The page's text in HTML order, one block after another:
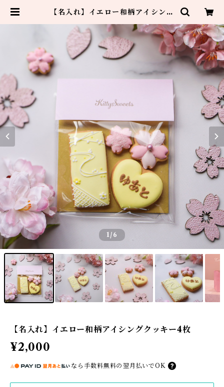
【名入れ】イエロー和柄アイシング
ョップ］Kitty Sweets 〜きゅん
♡とするお菓子〜
1/6
【名入れ】イエロー和柄アイシングクッキー4枚
¥2,000
なら 手数料無料の 翌月払いでOK